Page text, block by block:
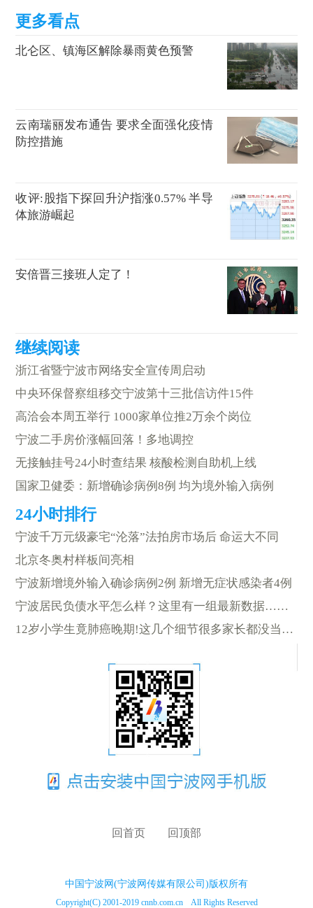
北仑区、镇海区解除暴雨黄色预警
云南瑞丽发布通告 要求全面强化疫情
防控措施
收评:股指下探回升沪指涨0.57% 半导
体旅游崛起
安倍晋三接班人定了！
浙江省暨宁波市网络安全宣传周启动
中央环保督察组移交宁波第十三批信访件15件
高洽会本周五举行 1000家单位推2万余个岗位
宁波二手房价涨幅回落！多地调控
无接触挂号24小时查结果 核酸检测自助机上线
国家卫健委：新增确诊病例8例 均为境外输入病例
宁波千万元级豪宅“沦落”法拍房市场后 命运大不同
北京冬奥村样板间亮相
宁波新增境外输入确诊病例2例 新增无症状感染者4例
宁波居民负债水平怎么样？这里有一组最新数据……
12岁小学生竟肺癌晚期!这几个细节很多家长都没当回事……
回首页 回顶部
中国宁波网(宁波网传媒有限公司)版权所有
Copyright(C) 2001-2019 cnnb.com.cn All Rights Reserved